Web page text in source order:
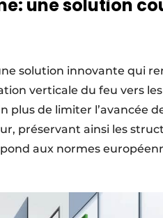
une solution
solution innovante qui
verticale du feu vers
plus de limiter l’avancée
préservant ainsi les
aux normes